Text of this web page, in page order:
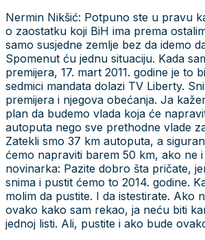
Nermin Nikšić: Potpuno ste u pravu
o zaostatku koji BiH ima prema
samo susjedne zemlje bez da idemo
Spomenut ću jednu situaciju. Kada
premijera, 17. mart 2011. godine je to
sedmici mandata dolazi TV Liberty.
premijera i njegova obećanja. Ja
plan da budemo vlada koja će
autoputa nego sve prethodne vlade
Zatekli smo 37 km autoputa, a
ćemo napraviti barem 50 km, ako ne i
novinarka: Pazite dobro šta pričate,
snima i pustit ćemo to 2014. godine.
molim da pustite. I da istestirate. Ako
ovako kako sam rekao, ja neću biti
jednoj listi. Ali, pustite i ako bude